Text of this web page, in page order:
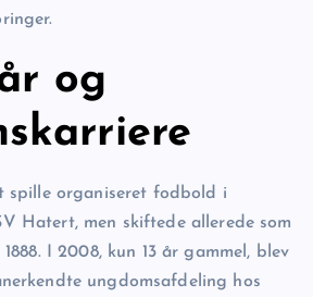
og
spille organiseret fodbold i
Hatert, men skiftede allerede som
I 2008, kun 13 år gammel, blev
ungdomsafdeling hos